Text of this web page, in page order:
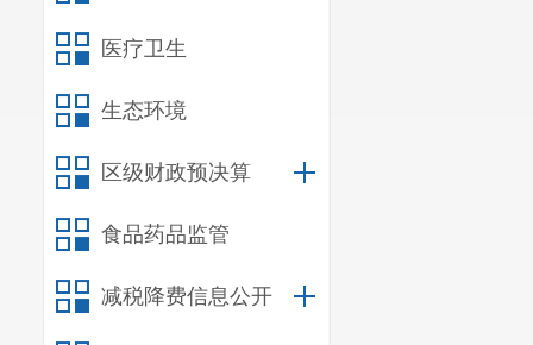
医疗卫生
生态环境
区级财政预决算
食品药品监管
减税降费信息公开